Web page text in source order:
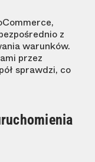
z
warunków.
przez
sprawdzi, co